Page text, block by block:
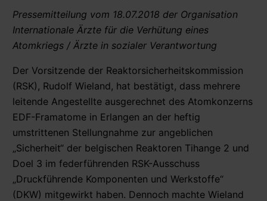
Pressemitteilung vom 18.07.2018 der Organisation
Internationale Ärzte für die Verhütung eines
Atomkriegs / Ärzte in sozialer Verantwortung
Der Vorsitzende der Reaktorsicherheitskommission
(RSK), Rudolf Wieland, hat bestätigt, dass mehrere
leitende Angestellte ausgerechnet des Atomkonzerns
EDF-Framatome in Erlangen an der heftig
umstrittenen Stellungnahme zur angeblichen
„Sicherheit“ der belgischen Reaktoren Tihange 2 und
Doel 3 im federführenden RSK-Ausschuss
„Druckführende Komponenten und Werkstoffe“
(DKW) mitgewirkt haben. Dennoch machte Wieland